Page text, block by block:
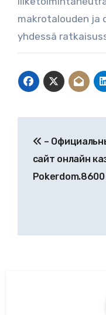
makrotalouden ja
yhdessä
–
сайт онлайн